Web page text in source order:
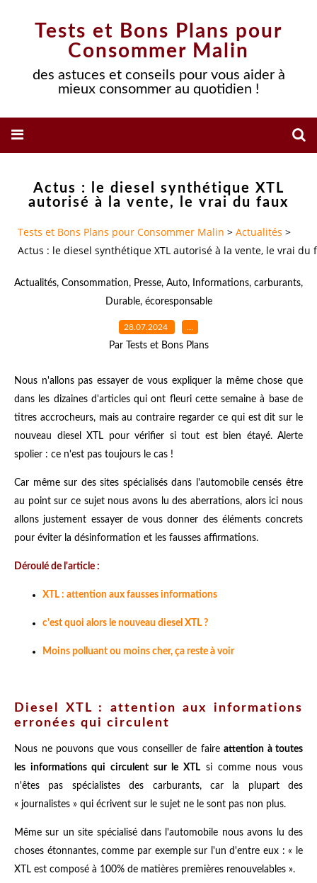
Tests et Bons Plans pour
Consommer Malin
des astuces et conseils pour vous aider à
mieux consommer au quotidien !
Actus : le diesel synthétique XTL
autorisé à la vente, le vrai du faux
Tests et Bons Plans pour Consommer Malin > Actualités >
Actus : le diesel synthétique XTL autorisé à la vente, le vrai du
Actualités, Consommation, Presse, Auto, Informations, carburants,
Durable, écoresponsable
28.07.2024 …
Par Tests et Bons Plans
Nous n'allons pas essayer de vous expliquer la même chose que
dans les dizaines d'articles qui ont fleuri cette semaine à base de
titres accrocheurs, mais au contraire regarder ce qui est dit sur le
nouveau diesel XTL pour vérifier si tout est bien étayé. Alerte
spolier : ce n'est pas toujours le cas !
Car même sur des sites spécialisés dans l'automobile censés être
au point sur ce sujet nous avons lu des aberrations, alors ici nous
allons justement essayer de vous donner des éléments concrets
pour éviter la désinformation et les fausses affirmations.
Déroulé de l'article :
XTL : attention aux fausses informations
c'est quoi alors le nouveau diesel XTL ?
Moins polluant ou moins cher, ça reste à voir
Diesel XTL : attention aux informations
erronées qui circulent
Nous ne pouvons que vous conseiller de faire attention à toutes
les informations qui circulent sur le XTL si comme nous vous
n'êtes pas spécialistes des carburants, car la plupart des
« journalistes » qui écrivent sur le sujet ne le sont pas non plus.
Même sur un site spécialisé dans l'automobile nous avons lu des
choses étonnantes, comme par exemple sur l'un d'entre eux : « le
XTL est composé à 100% de matières premières renouvelables ».